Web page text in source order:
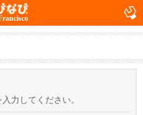
力してください。